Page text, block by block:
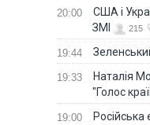
20:00
США і
ЗМІ
215
19:44
19:33
Наталія
"Голос
19:00
Російська